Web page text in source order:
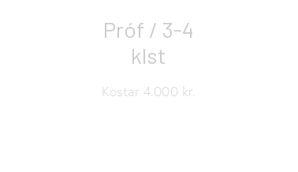
Próf / 3-4
klst
Kostar 4.000 kr.